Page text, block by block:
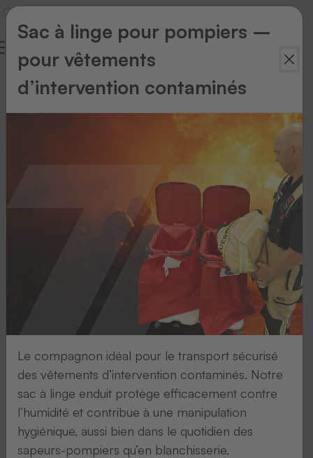
Salons
ExpoDetergo
26.
octobre
2026
Mailand
Sac à linge pour pompiers –
pour vêtements
d’intervention contaminés
Le compagnon idéal pour le transport sécurisé
des vêtements d’intervention contaminés. Notre
sac à linge enduit protège efficacement contre
l’humidité et contribue à une manipulation
hygiénique, aussi bien dans le quotidien des
sapeurs-pompiers qu’en blanchisserie.